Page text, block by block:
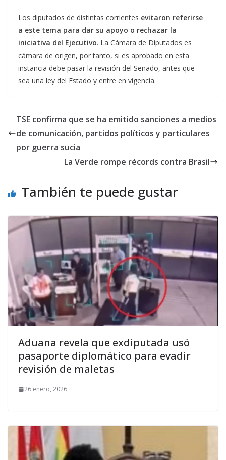
Los diputados de distintas corrientes evitaron referirse
a este tema para dar su apoyo o rechazar la
iniciativa del Ejecutivo. La Cámara de Diputados es
cámara de origen, por tanto, si es aprobado en esta
instancia debe pasar la revisión del Senado, antes que
sea una ley del Estado y entre en vigencia.
TSE confirma que se ha emitido sanciones a medios
de comunicación, partidos políticos y particulares
por guerra sucia
La Verde rompe récords contra Brasil
También te puede gustar
Aduana revela que exdiputada usó
pasaporte diplomático para evadir
revisión de maletas
26 enero, 2026